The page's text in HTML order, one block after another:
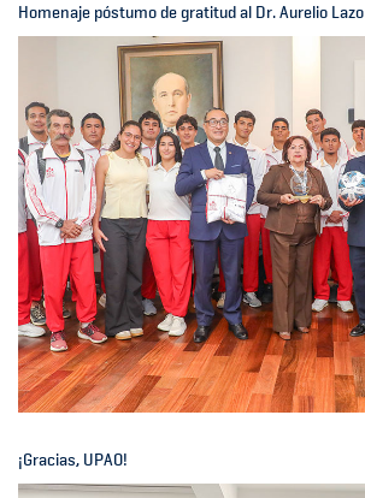
Homenaje póstumo de gratitud al Dr. Aurelio Lazo
¡Gracias, UPAO!